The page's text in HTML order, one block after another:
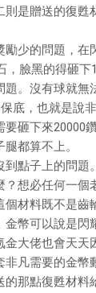
則是贈送的復甦
勵少的問題，在
，臉黑的得砸下
題。沒有球就無
底，也就是說
要砸下來20000
都算不上。
到點子上的問題
？想必任何一個
材料既不是齒
金幣可以說是閃
金大佬也會天天
凡需要的金幣
的那點復甦材料